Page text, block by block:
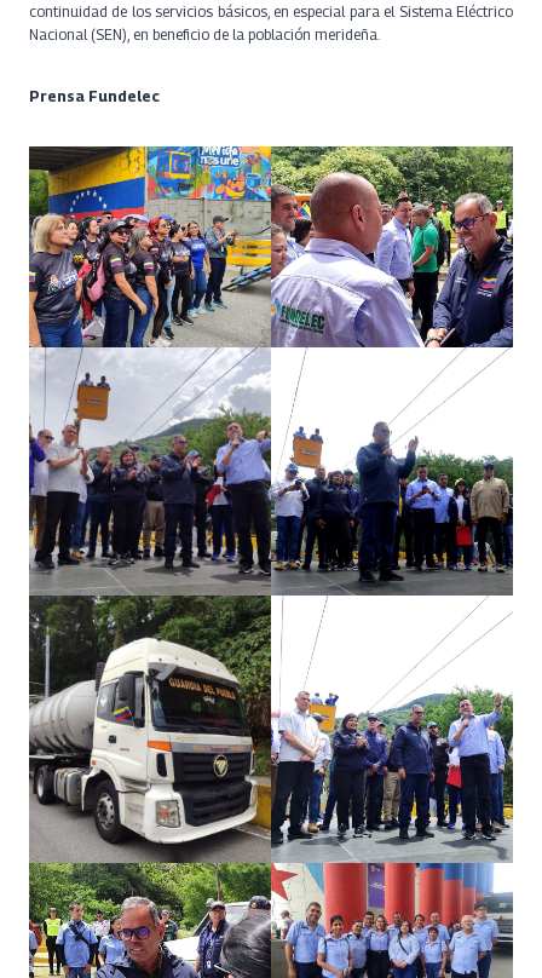
continuidad de los servicios básicos, en especial para el Sistema Eléctrico
Nacional (SEN), en beneficio de la población merideña.
Prensa Fundelec